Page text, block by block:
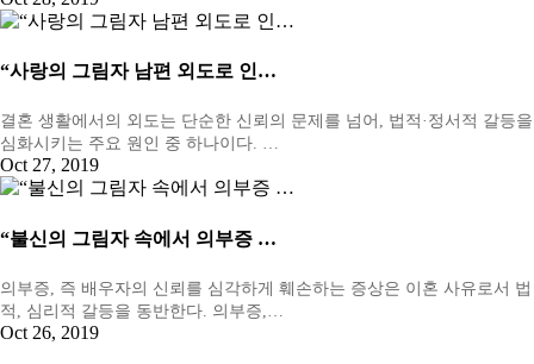
“사랑의 그림자 남편 외도로 인…
결혼 생활에서의 외도는 단순한 신뢰의 문제를 넘어, 법적·정서적 갈등을
심화시키는 주요 원인 중 하나이다. …
Oct 27, 2019
“불신의 그림자 속에서 의부증 …
의부증, 즉 배우자의 신뢰를 심각하게 훼손하는 증상은 이혼 사유로서 법
적, 심리적 갈등을 동반한다. 의부증,…
Oct 26, 2019